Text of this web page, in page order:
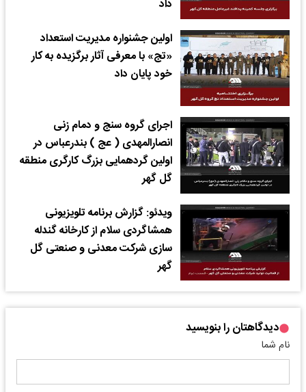
داد
اولین جشنواره مدیریت استعداد
«تج» با معرفی آثار برگزیده به کار
خود پایان داد
اجرای گروه سنج و دمام زنی
انصارالمهدی ( عج ) بندرعباس در
اولین گردهمایی بزرگ کارگری منطقه
گل گهر
ویدئو: گزارش برنامه تلویزیونی
همشاگردی سلام از کارخانه گندله
سازی شرکت معدنی و صنعتی گل
گهر
دیدگاهتان را بنویسید
نام شما